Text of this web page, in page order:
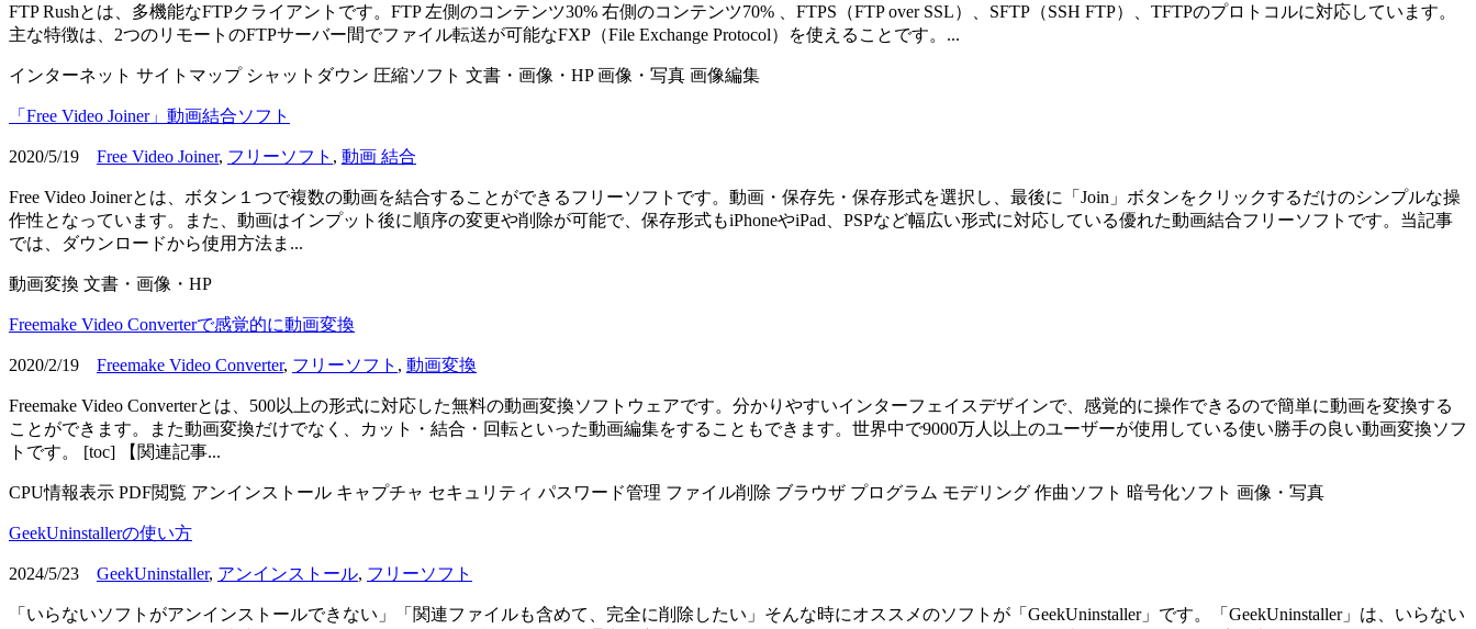
FTP Rushとは、多機能なFTPクライアントです。FTP 左側のコンテンツ30% 右側のコンテンツ70% 、FTPS（FTP over SSL）、SFTP（SSH FTP）、TFTPのプロトコルに対応しています。
主な特徴は、2つのリモートのFTPサーバー間でファイル転送が可能なFXP（File Exchange Protocol）を使えることです。...
インターネット サイトマップ シャットダウン 圧縮ソフト 文書・画像・HP 画像・写真 画像編集
「Free Video Joiner」動画結合ソフト
2020/5/19 Free Video Joiner, フリーソフト , 動画 結合
Free Video Joinerとは、ボタン１つで複数の動画を結合することができるフリーソフトです。動画・保存先・保存形式を選択し、最後に「Join」ボタンをクリックするだけのシンプルな操
作性となっています。また、動画はインプット後に順序の変更や削除が可能で、保存形式もiPhoneやiPad、PSPなど幅広い形式に対応している優れた動画結合フリーソフトです。当記事
では、ダウンロードから使用方法ま...
動画変換 文書・画像・HP
Freemake Video Converterで感覚的に動画変換
2020/2/19 Freemake Video Converter, フリーソフト , 動画変換
Freemake Video Converterとは、500以上の形式に対応した無料の動画変換ソフトウェアです。分かりやすいインターフェイスデザインで、感覚的に操作できるので簡単に動画を変換する
ことができます。また動画変換だけでなく、カット・結合・回転といった動画編集をすることもできます。世界中で9000万人以上のユーザーが使用している使い勝手の良い動画変換ソフ
トです。 [toc] 【関連記事...
CPU情報表示 PDF閲覧 アンインストール キャプチャ セキュリティ パスワード管理 ファイル削除 ブラウザ プログラム モデリング 作曲ソフト 暗号化ソフト 画像・写真
GeekUninstallerの使い方
2024/5/23 GeekUninstaller, アンインストール, フリーソフト
「いらないソフトがアンインストールできない」「関連ファイルも含めて、完全に削除したい」そんな時にオススメのソフトが「GeekUninstaller」です。「GeekUninstaller」は、いらない